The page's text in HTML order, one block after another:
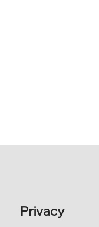
Privacy